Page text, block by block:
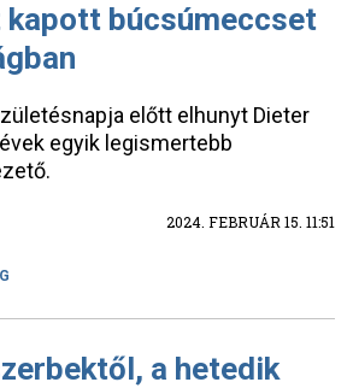
kapott búcsúmeccset
előtt elhunyt Dieter
egyik legismertebb
2024. FEBRUÁR 15. 11:51
a hetedik